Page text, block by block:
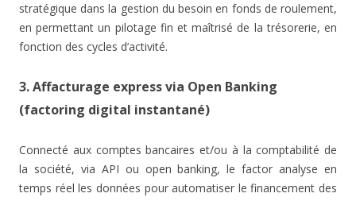
stratégique dans la gestion du besoin en fonds de roulement,
en permettant un pilotage fin et maîtrisé de la trésorerie, en
fonction des cycles d’activité.
3. Affacturage express via Open Banking
(factoring digital instantané)
Connecté aux comptes bancaires et/ou à la comptabilité de
la société, via API ou open banking, le factor analyse en
temps réel les données pour automatiser le financement des